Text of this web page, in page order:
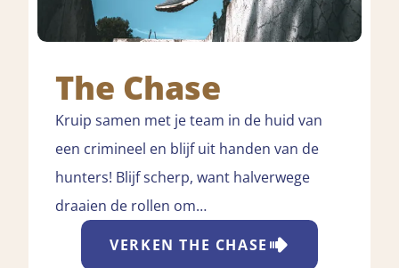
The Chase
Kruip samen met je team in de huid van
een crimineel en blijf uit handen van de
hunters! Blijf scherp, want halverwege
draaien de rollen om…
VERKENTHE CHASE